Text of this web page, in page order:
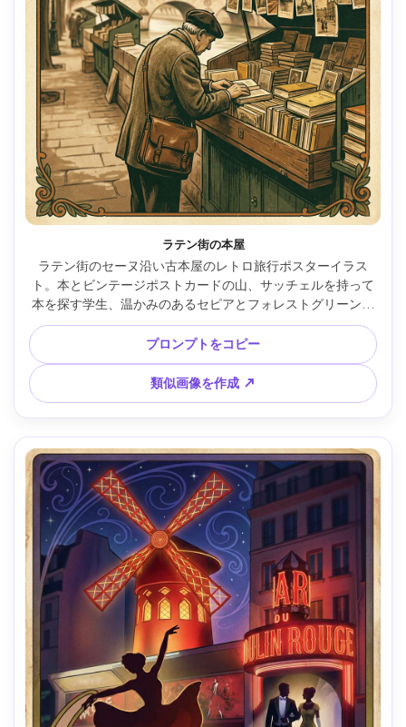
ラテン街の本屋
ラテン街のセーヌ沿い古本屋のレトロ旅行ポスターイラス
ト。本とビンテージポストカードの山、サッチェルを持って
本を探す学生、温かみのあるセピアとフォレストグリーン、
スクリーンプリント調質感、太字見出し「QUARTIER
LATIN」とサブテキスト「bouquinistes」、ボーダー＆コー
ナー装飾入りのバランス良い縦長レイアウト、85mmレン
ズ、浅い被写界深度、柔らかなシネマ調ライティング --ar
4:5
プロンプトをコピー
類似画像を作成 ↗